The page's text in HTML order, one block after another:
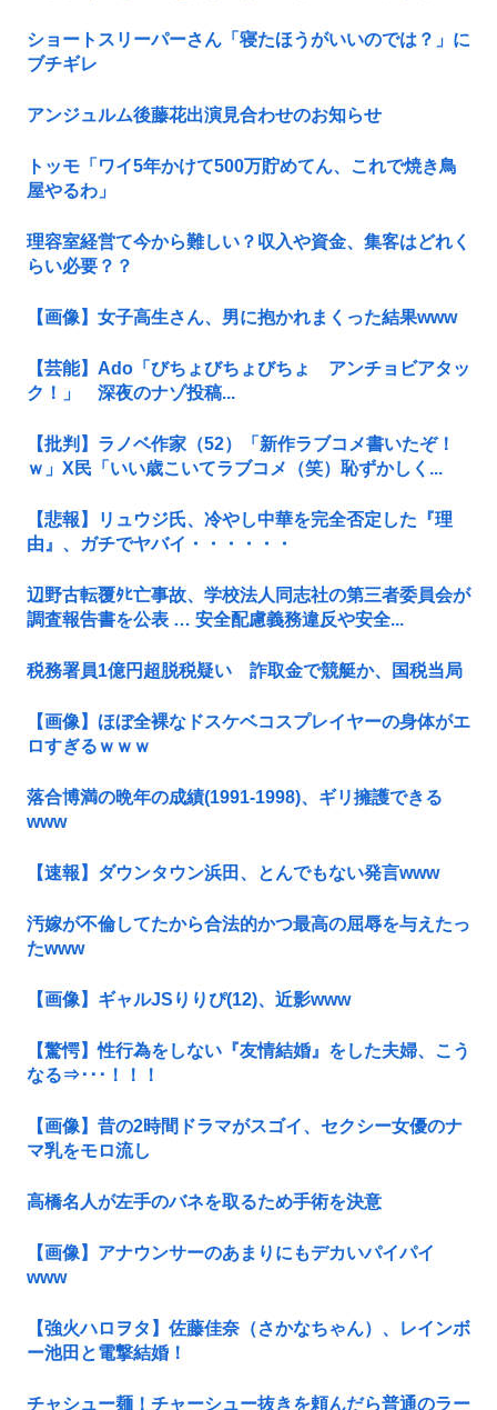
ショートスリーパーさん「寝たほうがいいのでは？」に
ブチギレ
アンジュルム後藤花出演見合わせのお知らせ
トッモ「ワイ5年かけて500万貯めてん、これで焼き鳥
屋やるわ」
理容室経営て今から難しい？収入や資金、集客はどれく
らい必要？？
【画像】女子高生さん、男に抱かれまくった結果www
【芸能】Ado「びちょびちょびちょ アンチョビアタッ
ク！」 深夜のナゾ投稿...
【批判】ラノベ作家（52）「新作ラブコメ書いたぞ！
ｗ」X民「いい歳こいてラブコメ（笑）恥ずかしく...
【悲報】リュウジ氏、冷やし中華を完全否定した『理
由』、ガチでヤバイ・・・・・・
辺野古転覆ﾀﾋ亡事故、学校法人同志社の第三者委員会が
調査報告書を公表 … 安全配慮義務違反や安全...
税務署員1億円超脱税疑い 詐取金で競艇か、国税当局
【画像】ほぼ全裸なドスケベコスプレイヤーの身体がエ
ロすぎるｗｗｗ
落合博満の晩年の成績(1991-1998)、ギリ擁護できる
www
【速報】ダウンタウン浜田、とんでもない発言www
汚嫁が不倫してたから合法的かつ最高の屈辱を与えたっ
たwww
【画像】ギャルJSりりぴ(12)、近影www
【驚愕】性行為をしない『友情結婚』をした夫婦、こう
なる⇒･･･！！！
【画像】昔の2時間ドラマがスゴイ、セクシー女優のナ
マ乳をモロ流し
高橋名人が左手のバネを取るため手術を決意
【画像】アナウンサーのあまりにもデカいパイパイ
www
【強火ハロヲタ】佐藤佳奈（さかなちゃん）、レインボ
ー池田と電撃結婚！
チャシュー麺！チャーシュー抜きを頼んだら普通のラー